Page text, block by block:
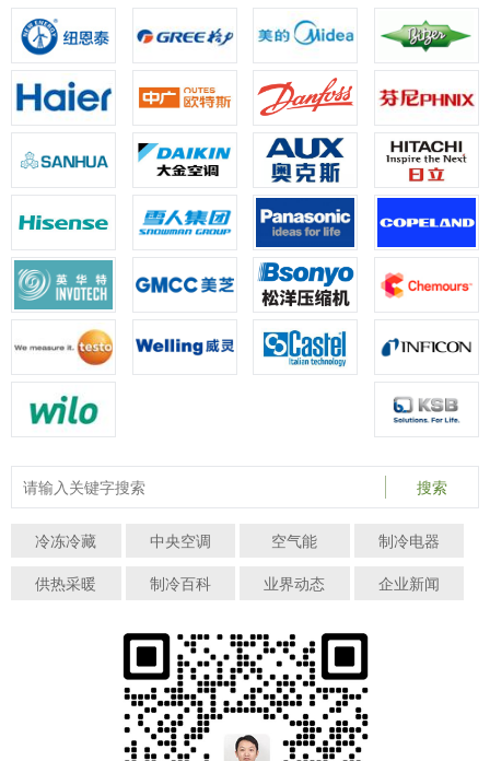
搜索
冷冻冷藏 中央空调 空气能
制冷电器
供热采暖
制冷百科 业界动态 企业新闻